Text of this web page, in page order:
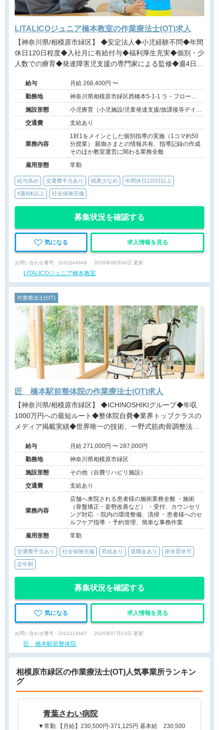
LITALICOジュニア橋本教室の作業療法士(OT)求人
【神奈川県/相模原市緑区】 ◆安定法人◆小児経験不問◆年間
休日120日程度◆入社月に有給付与◆福利厚生充実◆個別・少
人数での療育◆発達障害児支援の専門家による監修◆週4日勤
給与
月給 268,400円 〜
勤務地
神奈川県相模原市緑区西橋本5-1-1 ラ・フロール
SC 4F
施設形態
小児療育（小児施設/児童発達支援/放課後等デイサ
ービス）
交通費 支給あり
業務内容
1対1をメインとした個別指導の実施（1コマ約50
分授業） 親御さまとの情報共有、指導記録の作成
そのほか教室運営に関わる業務全般
雇用形態
常勤
給与高め 交通費手当あり 残業少なめ 年間休日120日以上
4週8休以上 社会保険完備
募集状況を確認する
気になる 求人情報を見る
お問い合わせ番号 : J101244649 2026年08月04日 更新
LITALICOジュニア橋本教室
作業療法士(OT)
匠 橋本駅前整体院の作業療法士(OT)求人
【神奈川県/相模原市緑区】 ◆ICHINOSHIKIグループ◆年収
1000万円への最短ルート◆整体院自費◆業界トップクラスの
メディア掲載実績◆世界唯一の技術、一野式筋肉骨調整法◆
センティブ制度あり◆独立開業支援あり◆海外展開も視野に
入れた成長企業でプロフェッショナルを目指せる環境です。
給与
月給 271,000円 〜 287,000円
勤務地
神奈川県相模原市緑区
施設形態
その他（自費リハビリ施設）
交通費
支給あり
業務内容
店舗へ来院される患者様の施術業務全般 ・施術
（骨盤矯正・姿勢改善など） ・受付、カウンセリ
ング対応 ・院内の環境整備、清掃 ・患者様へのセ
ルフケア指導 ・予約管理、簡単な事務作業
雇用形態
常勤
交通費手当あり 社会保険完備 昇給あり 退職金あり 産休育休可
定年制
募集状況を確認する
気になる 求人情報を見る
お問い合わせ番号 : J101213447 2026年07月23日 更新
匠 橋本駅前整体院
相模原市緑区の作業療法士(OT)人気事業所ランキン
グ
青葉さわい病院
▼常勤 【月給】230,500円-371,125円 基本給 230,500